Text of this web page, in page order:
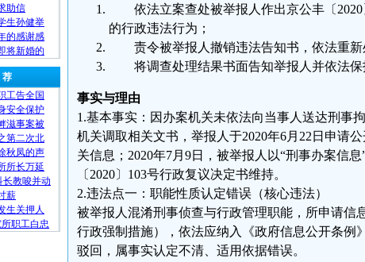
助信
生孙健举
的感谢感
将新婚的
荐
工告全国
安全保护
滋事案被
第二次北
秋凤的声
所长万延
教唆并动
薪
生关押人
职工白忠
依法立案查处被举报人作出京公丰〔
的行政违法行为；
责令被举报人撤销违法告知书，依法重新
将调查处理结果书面告知举报人并依法保
事实与理由
1.基本事实：因办案机关未依法向当事人送达刑事
机关调取相关文书，举报人于2020年6月22日申请
关信息；2020年7月9日，被举报人以“刑事办案信
〔2020〕103号行政复议决定书维持。
2.违法点一：职能性质认定错误（核心违法）
被举报人混淆刑事侦查与行政管理职能，所申请信
行政强制措施），依法应纳入《政府信息公开条例
驳回，属事实认定不清、适用依据错误。